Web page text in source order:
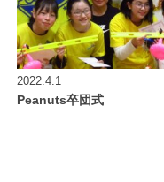
2022.4.1
Peanuts卒団式